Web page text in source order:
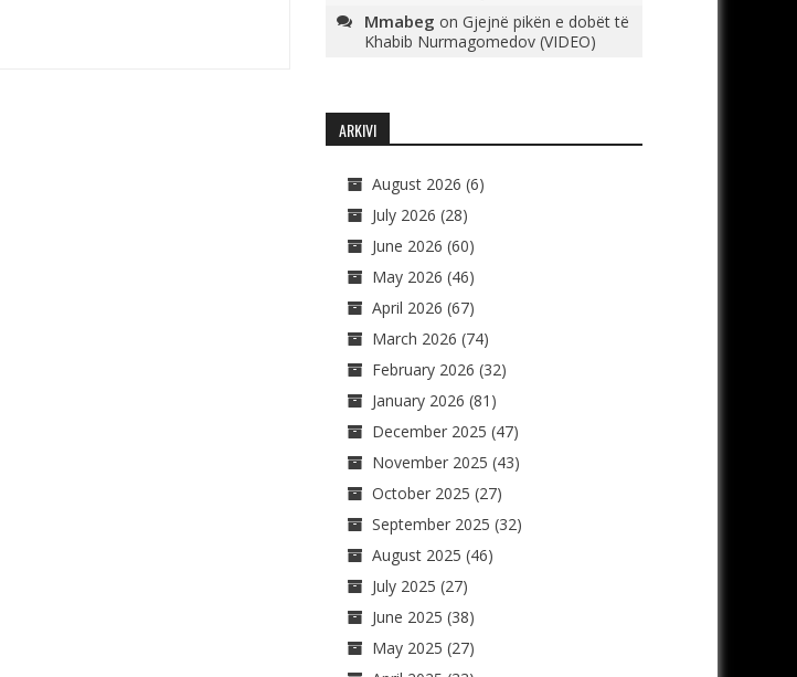
Mmabeg on Gjejnë pikën e dobët të
Khabib Nurmagomedov (VIDEO)
ARKIVI
August 2026 (6)
July 2026 (28)
June 2026 (60)
May 2026 (46)
April 2026 (67)
March 2026 (74)
February 2026 (32)
January 2026 (81)
December 2025 (47)
November 2025 (43)
October 2025 (27)
September 2025 (32)
August 2025 (46)
July 2025 (27)
June 2025 (38)
May 2025 (27)